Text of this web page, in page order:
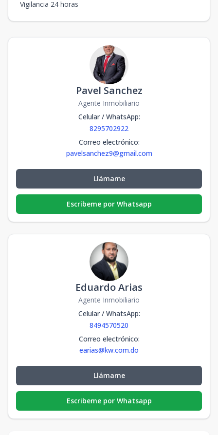
Vigilancia 24 horas
Pavel Sanchez
Agente Inmobiliario
Celular / WhatsApp:
8295702922
Correo electrónico:
pavelsanchez9@gmail.com
Llámame
Escribeme por Whatsapp
Eduardo Arias
Agente Inmobiliario
Celular / WhatsApp:
8494570520
Correo electrónico:
earias@kw.com.do
Llámame
Escribeme por Whatsapp